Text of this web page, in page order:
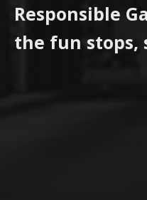
Responsible
the fun stops,